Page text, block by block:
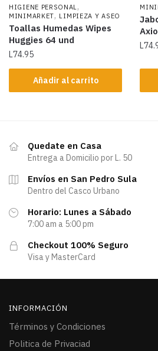
HIGIENE PERSONAL,
MINIMARKET, LIMPIEZA Y ASEO
Toallas Humedas Wipes
Huggies 64 und
L74.95
Añadir al carrito
L
Quedate en Casa
Entrega a Domicilio por L. 50
Envíos en San Pedro Sula
Dentro del Casco Urbano
Horario: Lunes a Sábado
7:00 am a 5:00 pm
Checkout 100% Seguro
Visa y MasterCard
INFORMACIÓN
Términos y Condiciones
Politica de Privaciad